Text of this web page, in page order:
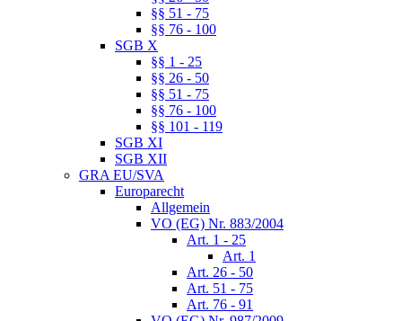
§§ 51 - 75
§§ 76 - 100
SGB X
§§ 1 - 25
§§ 26 - 50
§§ 51 - 75
§§ 76 - 100
§§ 101 - 119
SGB XI
SGB XII
GRA EU/SVA
Europarecht
Allgemein
VO (EG) Nr. 883/2004
Art. 1 - 25
Art. 1
Art. 26 - 50
Art. 51 - 75
Art. 76 - 91